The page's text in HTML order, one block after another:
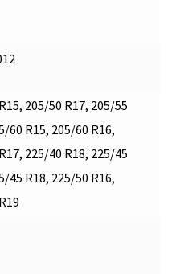
205/50 R17, 205/55
60 R15, 205/60 R16,
225/40 R18, 225/45
45 R18, 225/50 R16,